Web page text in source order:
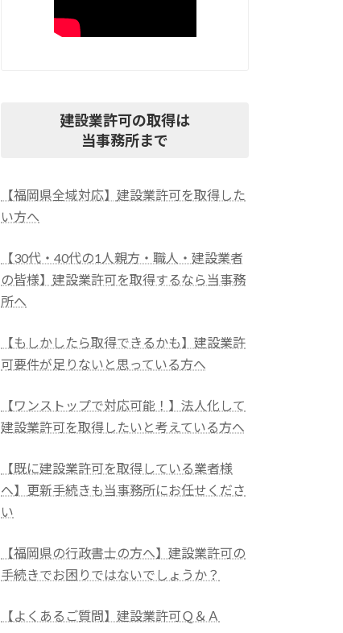
建設業許可の取得は
当事務所まで
【福岡県全域対応】建設業許可を取得した
い方へ
【30代・40代の1人親方・職人・建設業者
の皆様】建設業許可を取得するなら当事務
所へ
【もしかしたら取得できるかも】建設業許
可要件が足りないと思っている方へ
【ワンストップで対応可能！】法人化して
建設業許可を取得したいと考えている方へ
【既に建設業許可を取得している業者様
へ】更新手続きも当事務所にお任せくださ
い
【福岡県の行政書士の方へ】建設業許可の
手続きでお困りではないでしょうか？
【よくあるご質問】建設業許可Ｑ＆Ａ